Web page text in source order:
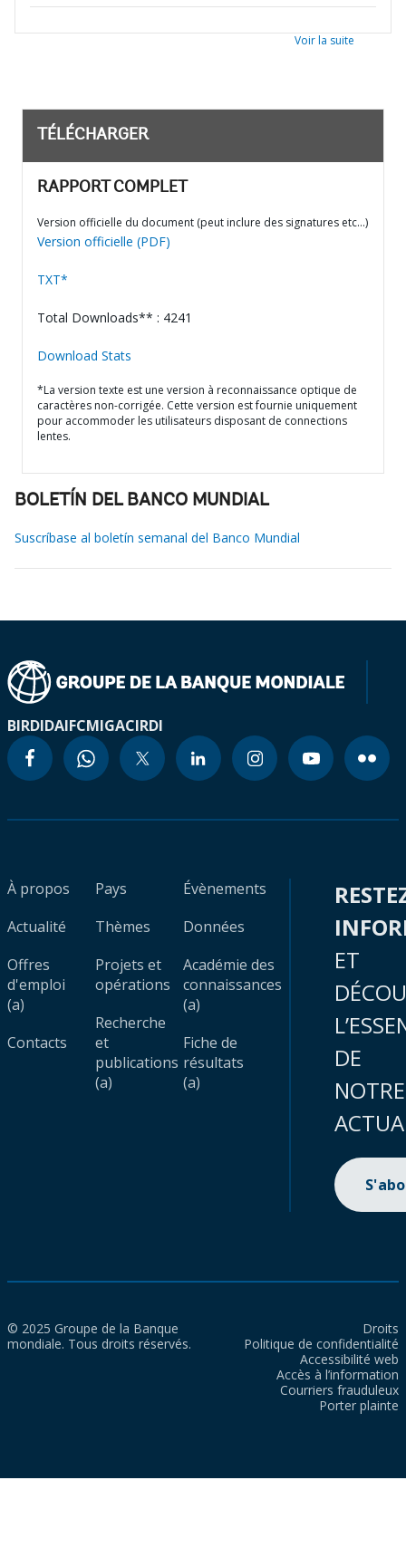
Voir la suite
TÉLÉCHARGER
RAPPORT COMPLET
Version officielle du document (peut inclure des signatures etc…)
Version officielle (PDF)
TXT*
Total Downloads** : 4241
Download Stats
*La version texte est une version à reconnaissance optique de
caractères non-corrigée. Cette version est fournie uniquement
pour accommoder les utilisateurs disposant de connections
lentes.
BOLETÍN DEL BANCO MUNDIAL
Suscríbase al boletín semanal del Banco Mundial
BIRDIDAIFCMIGACIRDI
À propos
Actualité
Offres
d'emploi
(a)
Contacts
Pays
Thèmes
Projets et
opérations
Recherche
et
publications
(a)
Évènements
Données
Académie des
connaissances
(a)
Fiche de
résultats
(a)
ET
DE
NOTRE
© 2025 Groupe de la Banque
mondiale. Tous droits réservés.
Droits
Politique de confidentialité
Accessibilité web
Accès à l’information
Courriers frauduleux
Porter plainte